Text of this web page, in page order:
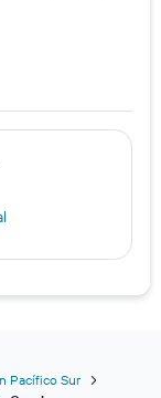
Pacífico Sur